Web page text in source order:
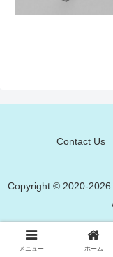
Contact Us
Copyright © 2020-2026
メニュー ホーム